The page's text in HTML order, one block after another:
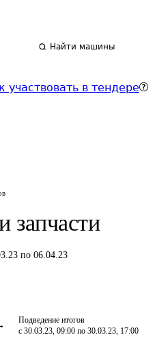
Найти машины
участвовать в тендере
запчасти
по 06.04.23
Подведение итогов
с 30.03.23, 09:00 по 30.03.23, 17:00